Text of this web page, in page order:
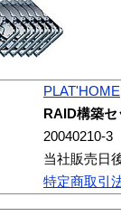
PLAT'HOME
RAID構築
20040210-3
当社販売日
特定商取引